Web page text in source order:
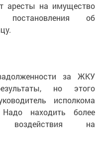
аресты на имущество
постановления об
за ЖКУ
но этого
исполкома
находить более
воздействия на